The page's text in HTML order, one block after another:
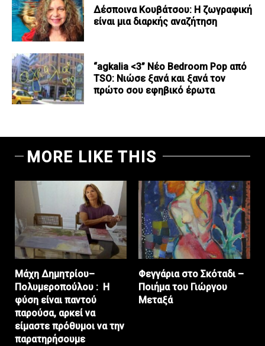
Δέσποινα Κουβάτσου: Η ζωγραφική
είναι μια διαρκής αναζήτηση
“agkalia <3” Νέο Bedroom Pop από
TSO: Νιώσε ξανά και ξανά τον
πρώτο σου εφηβικό έρωτα
MORE LIKE THIS
Μάχη Δημητρίου–
Πολυμεροπούλου : Η
φύση είναι παντού
παρούσα, αρκεί να
είμαστε πρόθυμοι να την
παρατηρήσουμε
Φεγγάρια στο Σκόταδι –
Ποιήμα του Γιώργου
Μεταξά